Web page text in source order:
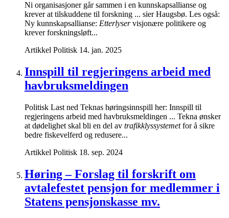
Ni organisasjoner går sammen i en kunnskapsallianse og
krever at tilskuddene til forskning ... sier Haugsbø. Les også:
Ny kunnskaps­allianse: Etter­lyservisjonære politikere og
krever forsknings­løft...
Artikkel Politisk 14. jan. 2025
​​Innspill til regjeringens arbeid med
havbruksmeldingen​
Politisk Last ned Teknas høringsinnspill her: Innspill til
regjeringens arbeid med havbruksmeldingen ... Tekna ønsker
at dødelighet skal bli en del av trafikklyssystemetfor å sikre
bedre fiskevelferd og redusere...
Artikkel Politisk 18. sep. 2024
Høring – Forslag til forskrift om
avtalefestet pensjon for medlemmer i
Statens pensjonskasse mv.